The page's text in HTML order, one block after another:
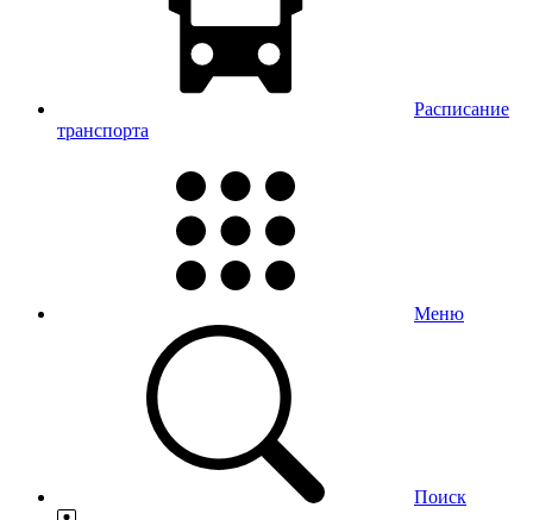
Расписание
транспорта
Меню
Поиск